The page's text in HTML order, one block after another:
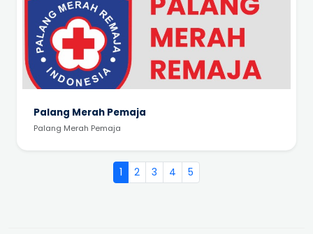
Palang Merah Pemaja
Palang Merah Pemaja
1 2 3 4 5